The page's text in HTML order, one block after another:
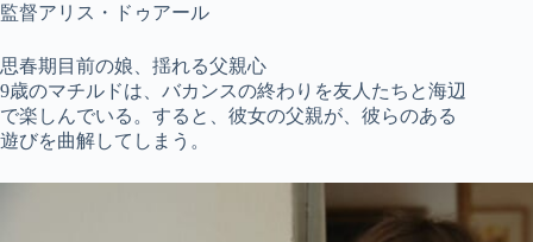
監督アリス・ドゥアール
思春期目前の娘、揺れる父親心
9歳のマチルドは、バカンスの終わりを友人たちと海辺
で楽しんでいる。すると、彼女の父親が、彼らのある
遊びを曲解してしまう。